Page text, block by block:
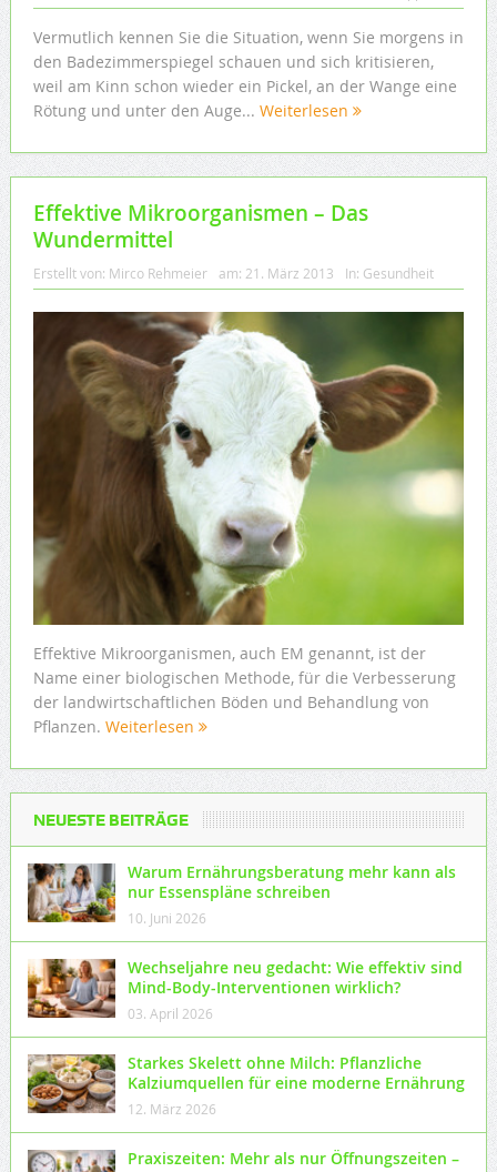
Vermutlich kennen Sie die Situation, wenn Sie morgens in
den Badezimmerspiegel schauen und sich kritisieren,
weil am Kinn schon wieder ein Pickel, an der Wange eine
Rötung und unter den Auge... Weiterlesen
Effektive Mikroorganismen – Das
Wundermittel
Erstellt von: Mirco Rehmeier am: 21. März 2013 In: Gesundheit
Effektive Mikroorganismen, auch EM genannt, ist der
Name einer biologischen Methode, für die Verbesserung
der landwirtschaftlichen Böden und Behandlung von
Pflanzen. Weiterlesen
NEUESTE BEITRÄGE
Warum Ernährungsberatung mehr kann als
nur Essenspläne schreiben
10. Juni 2026
Wechseljahre neu gedacht: Wie effektiv sind
Mind-Body-Interventionen wirklich?
03. April 2026
Starkes Skelett ohne Milch: Pflanzliche
Kalziumquellen für eine moderne Ernährung
12. März 2026
Praxiszeiten: Mehr als nur Öffnungszeiten –